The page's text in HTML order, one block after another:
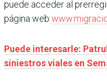
puede acceder al
página web
Puede interesarle:
siniestros viales en